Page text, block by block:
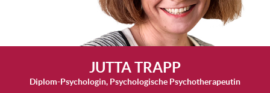
JUTTA TRAPP
Diplom-Psychologin, Psychologische Psychotherapeutin